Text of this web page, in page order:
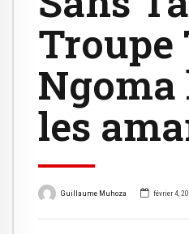
Troupe
les
Guillaume Muhoza février 4,